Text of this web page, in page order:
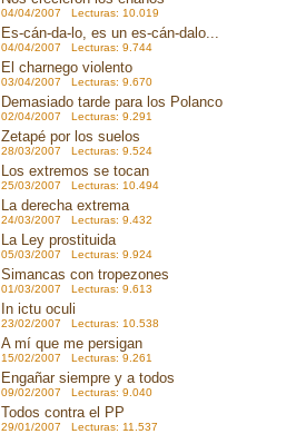
04/04/2007 Lecturas: 10.019
Es-cán-da-lo, es un es-cán-dalo...
04/04/2007 Lecturas: 9.744
El charnego violento
03/04/2007 Lecturas: 9.670
Demasiado tarde para los Polanco
02/04/2007 Lecturas: 9.291
Zetapé por los suelos
28/03/2007 Lecturas: 9.524
Los extremos se tocan
25/03/2007 Lecturas: 10.494
La derecha extrema
24/03/2007 Lecturas: 9.432
La Ley prostituida
05/03/2007 Lecturas: 9.924
Simancas con tropezones
01/03/2007 Lecturas: 9.613
In ictu oculi
23/02/2007 Lecturas: 10.538
A mí que me persigan
15/02/2007 Lecturas: 9.261
Engañar siempre y a todos
09/02/2007 Lecturas: 9.040
Todos contra el PP
29/01/2007 Lecturas: 11.537